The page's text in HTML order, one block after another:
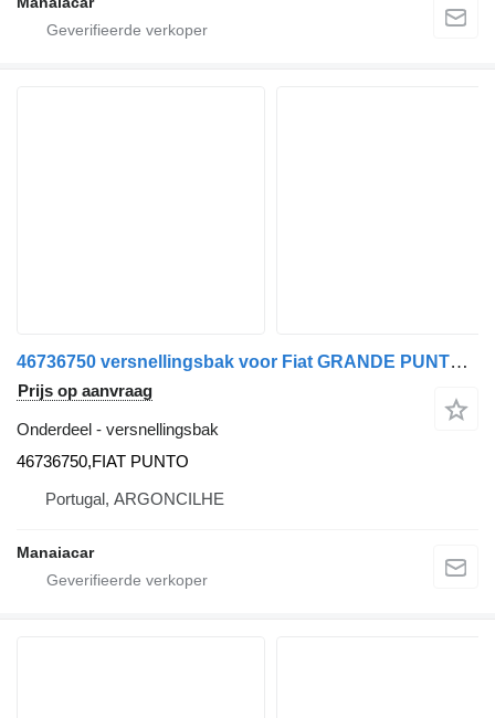
46736750 versnellingsbak voor Fiat GRANDE PUNTO (199_) | 05 auto
Prijs op aanvraag
Onderdeel - versnellingsbak
46736750,FIAT PUNTO
Portugal, ARGONCILHE
Manaiacar